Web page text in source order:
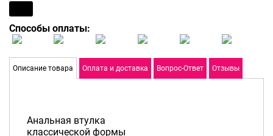
Способы оплаты:
Описание товара Оплата и доставка Вопрос-Ответ Отзывы
Анальная втулка
классической формы